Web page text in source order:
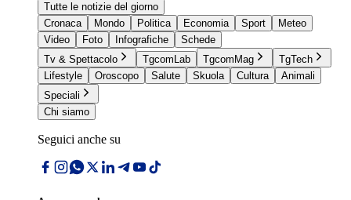
Tutte le notizie del giorno
Cronaca
Mondo Politica Economia Sport
Meteo
Video
Foto Infografiche
Schede
Tv & Spettacolo
TgcomLab TgcomMag
TgTech
Lifestyle
Oroscopo Salute Skuola Cultura
Animali
Speciali
Chi siamo
Seguici anche su